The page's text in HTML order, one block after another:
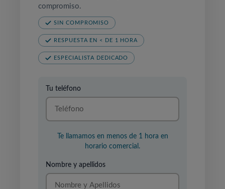
compromiso.
SIN COMPROMISO
RESPUESTA EN < DE 1 HORA
ESPECIALISTA DEDICADO
Tu teléfono
Te llamamos en menos de 1 hora en
horario comercial.
Nombre y apellidos